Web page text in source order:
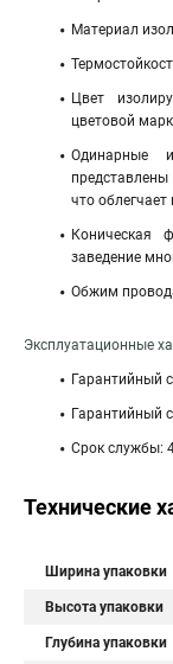
Материал
Цвет
цветовой
Одинарные
что
Коническая
заведение
Обжим
Эксплуатационные
Гарантийный
Гарантийный
Срок службы:
Технические
Ширина упаковки
Высота упаковки
Глубина упаковки